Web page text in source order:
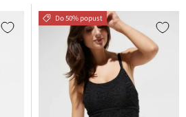
Do 50% popust